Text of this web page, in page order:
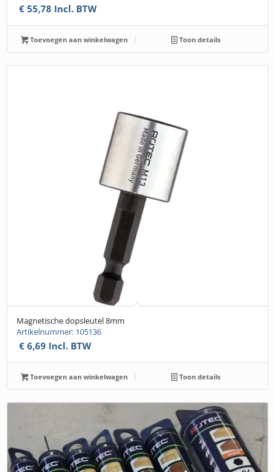
€ 55,78 Incl. BTW
Toevoegen aan winkelwagen Toon details
Magnetische dopsleutel 8mm
Artikelnummer: 105136
€ 6,69 Incl. BTW
Toevoegen aan winkelwagen Toon details